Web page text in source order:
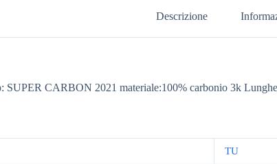
Descrizione
CARBON 2021 materiale:100% carbonio 3k
TU